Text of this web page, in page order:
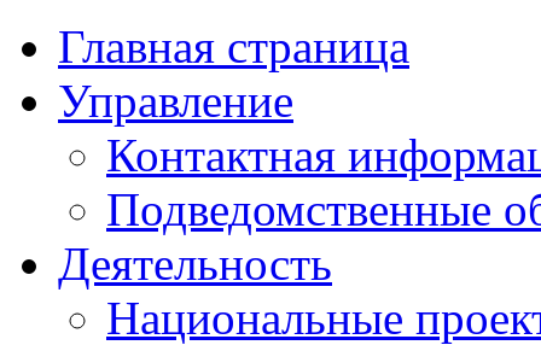
Главная страница
Управление
Контактная
Подведомственные
Деятельность
Национальные